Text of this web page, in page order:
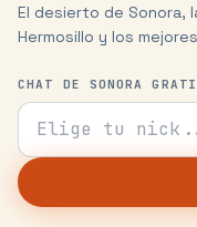
El desierto de Sonora,
Hermosillo y los
CHAT DE SONORA
Tu nick para el chat